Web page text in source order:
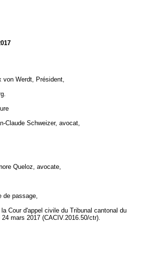
von Werdt, Président,
Claude Schweizer, avocat,
Queloz, avocate,
de passage,
Cour d'appel civile du Tribunal cantonal du
mars 2017 (CACIV.2016.50/ctr).